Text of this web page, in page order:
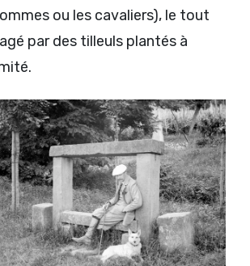
ou les cavaliers), le tout
par des tilleuls plantés à